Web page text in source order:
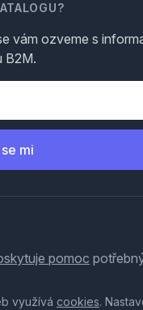
vám ozveme s
B2M.
mi
pomoc
využívá cookies.